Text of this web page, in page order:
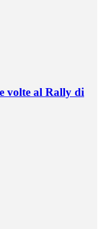
volte al Rally di